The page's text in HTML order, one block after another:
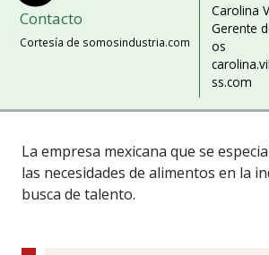
Contacto
Cortesía de somosindustria.com
Carolina
Gerente
os
ss.com
La empresa mexicana que se
las necesidades de alimentos en la
busca de talento.